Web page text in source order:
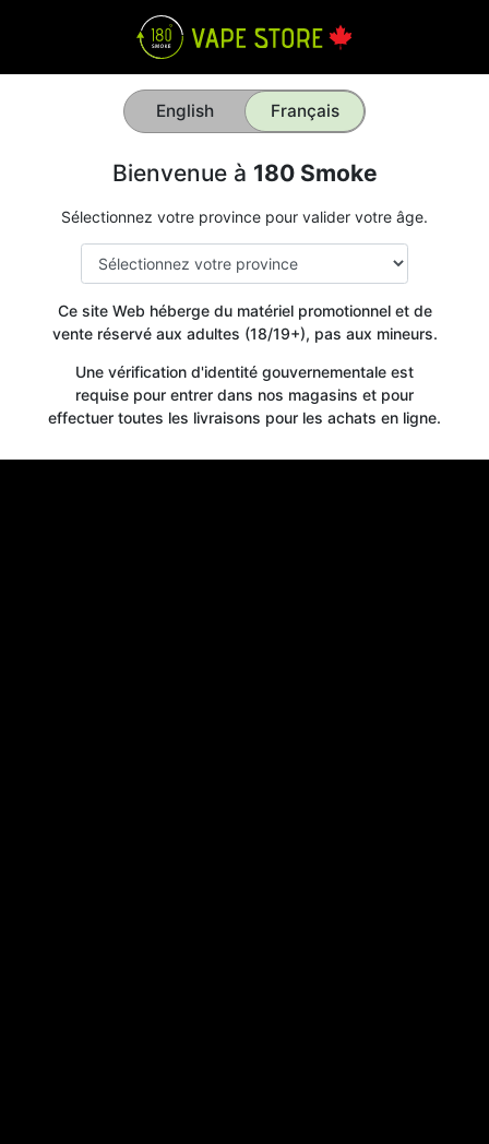
English Français
Bienvenue à 180 Smoke
Sélectionnez votre province pour valider votre âge.
Ce site Web héberge du matériel promotionnel et de
vente réservé aux adultes (18/19+), pas aux mineurs.
Une vérification d'identité gouvernementale est
requise pour entrer dans nos magasins et pour
effectuer toutes les livraisons pour les achats en ligne.